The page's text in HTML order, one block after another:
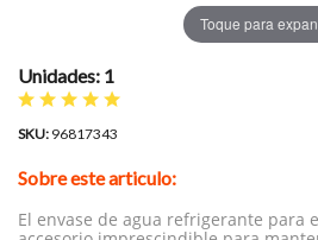
Toque para
Unidades: 1
SKU: 96817343
Sobre este articulo:
El envase de agua refrigerante para